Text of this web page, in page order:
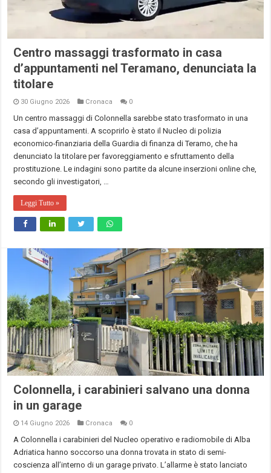
Centro massaggi trasformato in casa
d’appuntamenti nel Teramano, denunciata la
titolare
30 Giugno 2026 Cronaca 0
Un centro massaggi di Colonnella sarebbe stato trasformato in una
casa d’appuntamenti. A scoprirlo è stato il Nucleo di polizia
economico-finanziaria della Guardia di finanza di Teramo, che ha
denunciato la titolare per favoreggiamento e sfruttamento della
prostituzione. Le indagini sono partite da alcune inserzioni online che,
secondo gli investigatori, …
Leggi Tutto »
Colonnella, i carabinieri salvano una donna
in un garage
14 Giugno 2026 Cronaca 0
A Colonnella i carabinieri del Nucleo operativo e radiomobile di Alba
Adriatica hanno soccorso una donna trovata in stato di semi-
coscienza all’interno di un garage privato. L’allarme è stato lanciato